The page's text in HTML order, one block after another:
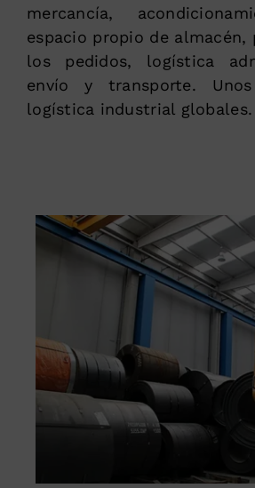
mercancía,
espacio propio de almacén,
los pedidos, logística
envío y transporte.
logística industrial globales.